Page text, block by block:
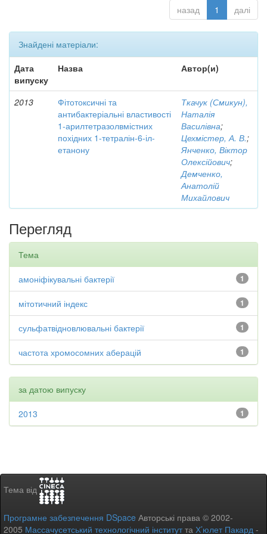
назад 1 далі
Знайдені матеріали:
Дата
випуску
Назва Автор(и)
2013
Фітотоксичні та
антибактеріальні властивості
1-арилтетразолвмістних
похідних 1-тетралін-6-іл-
етанону
Ткачук (Смикун),
Наталія
Василівна;
Цехмістер, А. В.;
Янченко, Віктор
Олексійович;
Демченко,
Анатолій
Михайлович
Перегляд
Тема
1
амоніфікувальні бактерії
1
мітотичний індекс
1
сульфатвідновлювальні бактерії
1
частота хромосомних аберацій
за датою випуску
1
2013
Тема від
Програмне забезпечення DSpace Авторські права © 2002-
2005 Массачусетський технологічний інститутта Х’юлет Пакард -